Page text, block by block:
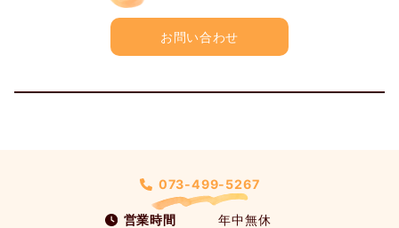
お問い合わせ
073-499-5267
営業時間 年中無休